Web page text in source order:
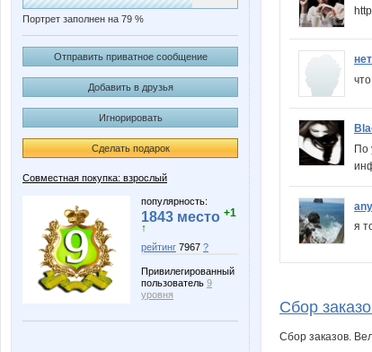
Портрет заполнен на 79 %
Отправить приватное сообщение
Добавить в друзья
Игнорировать
Сделать подарок
Совместная покупка: взрослый
популярность:
1843 место +1
↑
рейтинг 7967 ?
Привилегированный
пользователь 9
уровня
По
я
Сбор
Сбор заказов.